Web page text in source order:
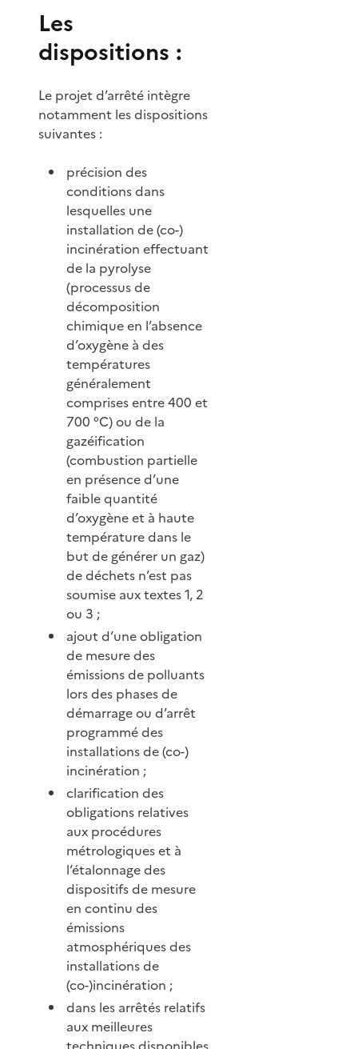
Les
dispositions :
Le projet d’arrêté intègre
notamment les dispositions
suivantes :
précision des
conditions dans
lesquelles une
installation de (co-)
incinération effectuant
de la pyrolyse
(processus de
décomposition
chimique en l’absence
d’oxygène à des
températures
généralement
comprises entre 400 et
700 °C) ou de la
gazéification
(combustion partielle
en présence d’une
faible quantité
d’oxygène et à haute
température dans le
but de générer un gaz)
de déchets n’est pas
soumise aux textes 1, 2
ou 3 ;
ajout d’une obligation
de mesure des
émissions de polluants
lors des phases de
démarrage ou d’arrêt
programmé des
installations de (co-)
incinération ;
clarification des
obligations relatives
aux procédures
métrologiques et à
l’étalonnage des
dispositifs de mesure
en continu des
émissions
atmosphériques des
installations de
(co-)incinération ;
dans les arrêtés relatifs
aux meilleures